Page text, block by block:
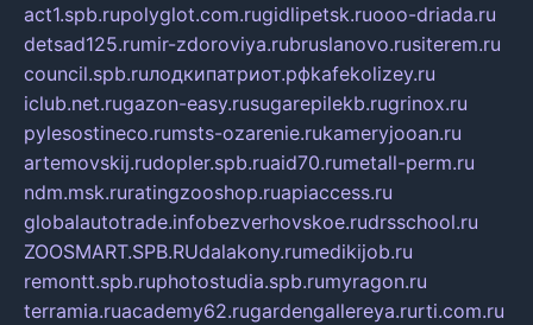
act1.spb.rupolyglot.com.rugidlipetsk.ruooo-driada.ru
detsad125.rumir-zdoroviya.rubruslanovo.rusiterem.ru
council.spb.ruлодкипатриот.рфkafekolizey.ru
iclub.net.rugazon-easy.rusugarepilekb.rugrinox.ru
pylesostineco.rumsts-ozarenie.rukameryjooan.ru
artemovskij.rudopler.spb.ruaid70.rumetall-perm.ru
ndm.msk.ruratingzooshop.ruapiaccess.ru
globalautotrade.infobezverhovskoe.rudrsschool.ru
ZOOSMART.SPB.RUdalakony.rumedikijob.ru
remontt.spb.ruphotostudia.spb.rumyragon.ru
terramia.ruacademy62.rugardengallereya.rurti.com.ru